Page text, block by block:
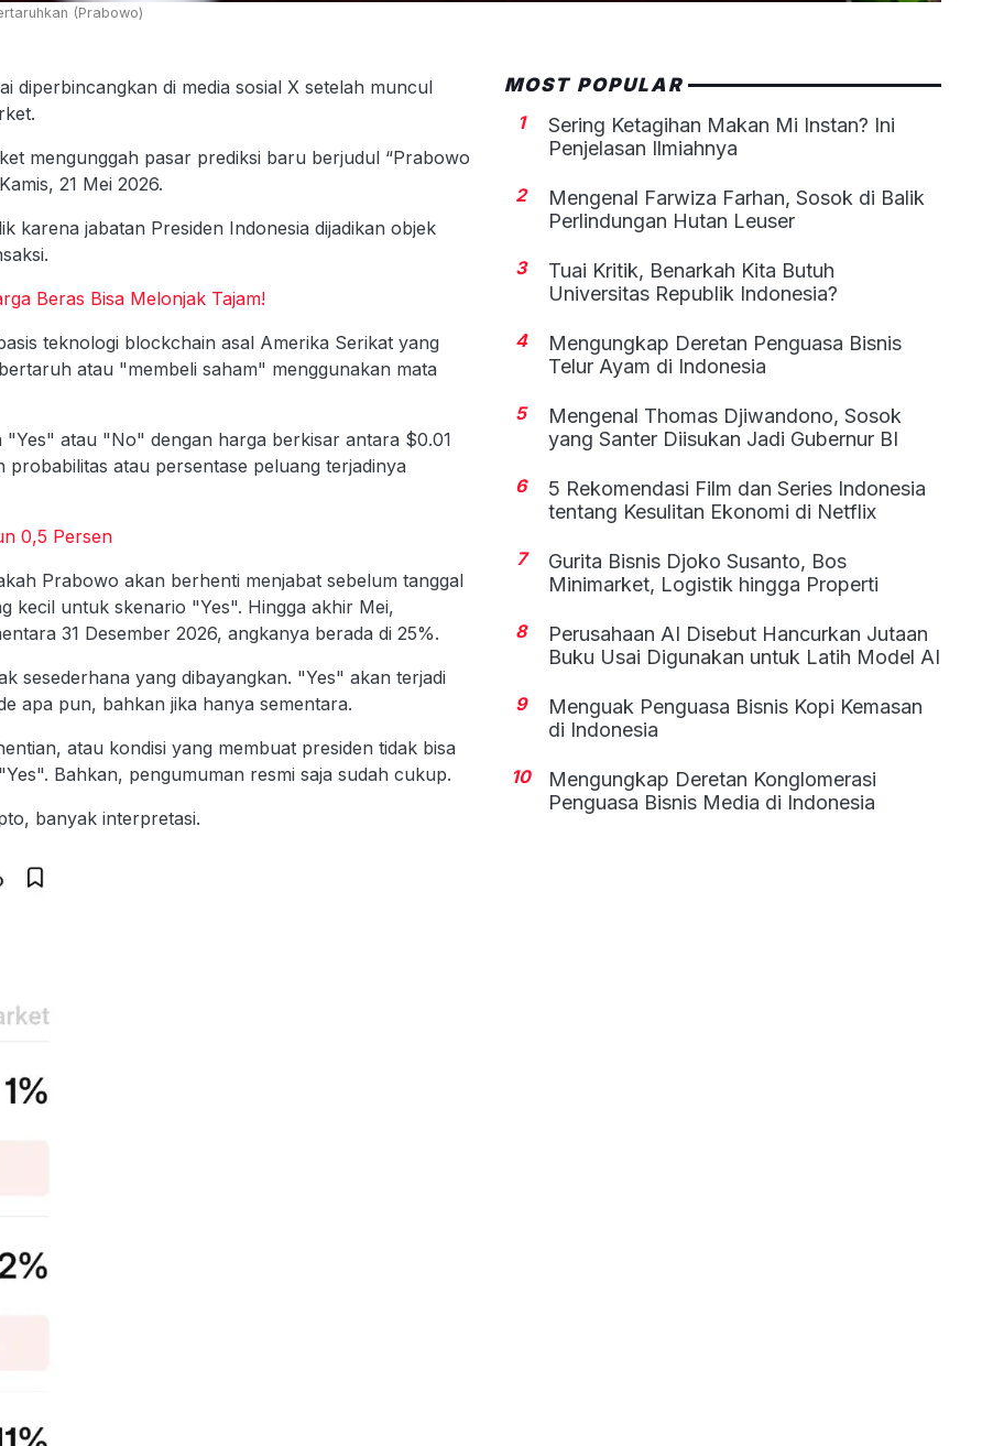
(Prabowo)
diperbincangkan di media sosial X setelah muncul
mengunggah pasar prediksi baru berjudul “Prabowo
21 Mei 2026.
karena jabatan Presiden Indonesia dijadikan objek
Beras Bisa Melonjak Tajam!
teknologi blockchain asal Amerika Serikat yang
atau "membeli saham" menggunakan mata
"Yes" atau "No" dengan harga berkisar antara $0.01
atau persentase peluang terjadinya
0,5 Persen
Prabowo akan berhenti menjabat sebelum tanggal
kecil untuk skenario "Yes". Hingga akhir Mei,
31 Desember 2026, angkanya berada di 25%.
sesederhana yang dibayangkan. "Yes" akan terjadi
apa pun, bahkan jika hanya sementara.
atau kondisi yang membuat presiden tidak bisa
Bahkan, pengumuman resmi saja sudah cukup.
banyak interpretasi.
MOST POPULAR
1
Sering Ketagihan Makan Mi Instan? Ini
Penjelasan Ilmiahnya
2
Mengenal Farwiza Farhan, Sosok di Balik
Perlindungan Hutan Leuser
3
Tuai Kritik, Benarkah Kita Butuh
Universitas Republik Indonesia?
4
Mengungkap Deretan Penguasa Bisnis
Telur Ayam di Indonesia
5
Mengenal Thomas Djiwandono, Sosok
yang Santer Diisukan Jadi Gubernur BI
6
5 Rekomendasi Film dan Series Indonesia
tentang Kesulitan Ekonomi di Netflix
7
Gurita Bisnis Djoko Susanto, Bos
Minimarket, Logistik hingga Properti
8
Perusahaan AI Disebut Hancurkan Jutaan
Buku Usai Digunakan untuk Latih Model AI
9
Menguak Penguasa Bisnis Kopi Kemasan
di Indonesia
10
Mengungkap Deretan Konglomerasi
Penguasa Bisnis Media di Indonesia